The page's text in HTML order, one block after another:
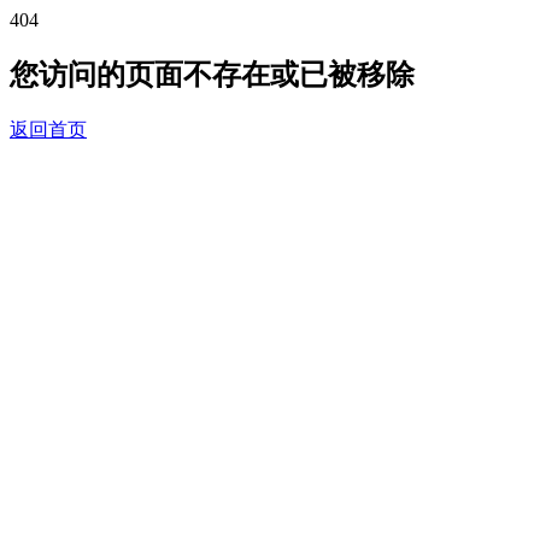
404
您访问的页面不存在或已被移除
返回首页